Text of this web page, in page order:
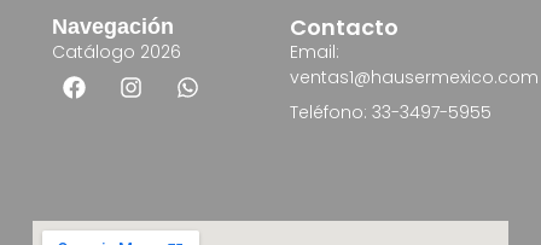
Navegación
Catálogo 2026
Contacto
Email:
ventas1@hausermexico.com
Teléfono: 33-3497-5955